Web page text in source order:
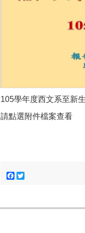
105學年度西文系至新
請點選附件檔案查看
Facebook